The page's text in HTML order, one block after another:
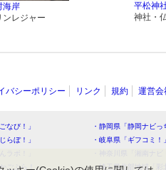
海岸
ンレジャー
平松神
神社・
バシーポリシー リンク 規約 運営会
なび！」 ・静岡県「静岡ナビっ
らぼ！」 ・岐阜県「ギフコミ！」
ごぶら！」 ・埼玉県北部地域「彩